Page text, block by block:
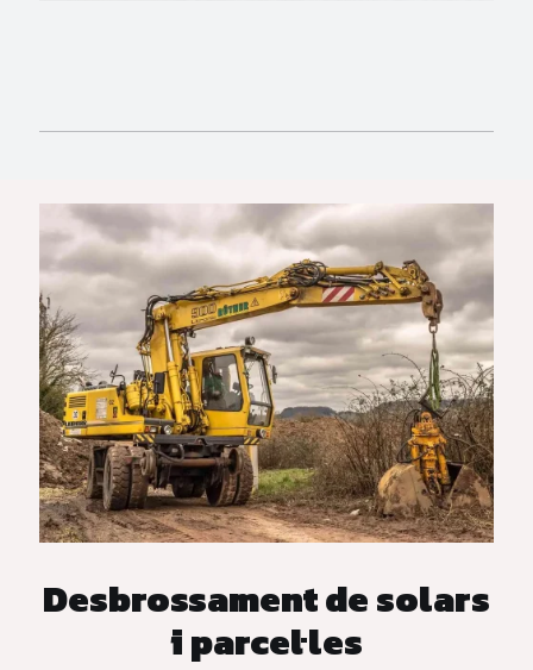
Desbrossament de solars
i parcel·les